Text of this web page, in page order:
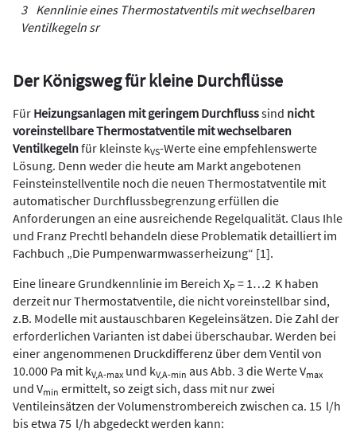
3 Kennlinie eines Thermostatventils mit wechselbaren
Ventilkegeln sr
Der Königsweg für kleine Durchflüsse
Für Heizungsanlagen mit geringem Durchflusssind nicht
voreinstellbare Thermostatventile mit wechselbaren
Ventilkegelnfür kleinste kVS-Werte eine empfehlenswerte
Lösung. Denn weder die heute am Markt angebotenen
Feinsteinstellventile noch die neuen Thermostatventile mit
automatischer Durchflussbegrenzung erfüllen die
Anforderungen an eine ausreichende Regelqualität. Claus Ihle
und Franz Prechtl behandeln diese Problematik detailliert im
Fachbuch „Die Pumpenwarmwasserheizung“ [1].
Eine lineare Grundkennlinie im Bereich XP = 1…2 K haben
derzeit nur Thermostatventile, die nicht voreinstellbar sind,
z.B. Modelle mit austauschbaren Kegeleinsätzen. Die Zahl der
erforderlichen Varianten ist dabei überschaubar. Werden bei
einer angenommenen Druckdifferenz über dem Ventil von
10.000 Pa mit kV,A-max und kV,A-min ausAbb. 3 die Werte Vmax
und Vmin ermittelt, so zeigt sich, dass mit nur zwei
Ventileinsätzen der Volumenstrombereich zwischen ca. 15 l/h
bis etwa 75 l/h abgedeckt werden kann: